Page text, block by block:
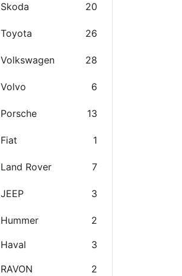
Skoda 20
Toyota 26
Volkswagen 28
Volvo 6
Porsche 13
Fiat 1
Land Rover 7
JEEP 3
Hummer 2
Haval 3
RAVON 2